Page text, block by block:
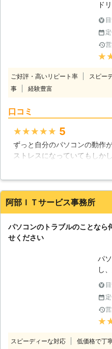
し
除
傷
も
掃
て
で
ド
（
強
素
リ
ト
き
即
迎で
て
手
こ
た
技
ま
対
で
ご好評・高いリピート率 スピー
事
経験豊富
口コミ
★★★★★ 5
ずっと自分のパソコンの動作
ストレスになっていてもしか
では？と思い、思いきって修
足しています。また何かトラ
ね。ありがとうございました。
静岡県 沼津市 2016年11月30日
阿部ＩＴサービス事務所
パソコンのトラブルのことなら
せください
パ
し
業
い
ー
パ
が
作
スピーディーな対応 低価格で丁